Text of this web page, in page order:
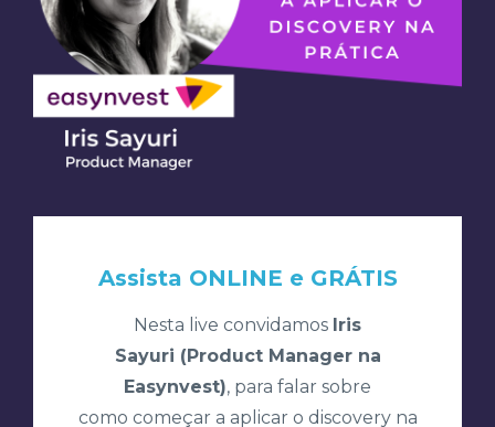
Assista ONLINE e GRÁTIS
Nesta live convidamos Iris
Sayuri (Product Manager na
Easynvest), para falar sobre
como começar a aplicar o discovery na